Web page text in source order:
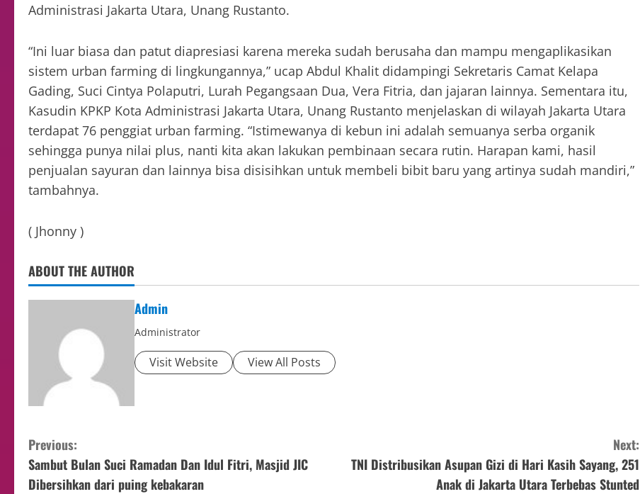
Administrasi Jakarta Utara, Unang Rustanto.
“Ini luar biasa dan patut diapresiasi karena mereka sudah berusaha dan mampu mengaplikasikan
sistem urban farming di lingkungannya,” ucap Abdul Khalit didampingi Sekretaris Camat Kelapa
Gading, Suci Cintya Polaputri, Lurah Pegangsaan Dua, Vera Fitria, dan jajaran lainnya. Sementara itu,
Kasudin KPKP Kota Administrasi Jakarta Utara, Unang Rustanto menjelaskan di wilayah Jakarta Utara
terdapat 76 penggiat urban farming. “Istimewanya di kebun ini adalah semuanya serba organik
sehingga punya nilai plus, nanti kita akan lakukan pembinaan secara rutin. Harapan kami, hasil
penjualan sayuran dan lainnya bisa disisihkan untuk membeli bibit baru yang artinya sudah mandiri,”
tambahnya.
( Jhonny )
ABOUT THE AUTHOR
Admin
Administrator
Visit Website View All Posts
Previous:
Sambut Bulan Suci Ramadan Dan Idul Fitri, Masjid JIC
Dibersihkan dari puing kebakaran
Next:
TNI Distribusikan Asupan Gizi di Hari Kasih Sayang, 251
Anak di Jakarta Utara Terbebas Stunted